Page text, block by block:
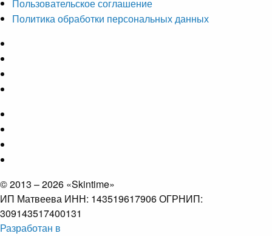
Пользовательское соглашение
Политика обработки персональных данных
© 2013 – 2026 «Skintime»
ИП Матвеева ИНН: 143519617906 ОГРНИП:
309143517400131
Разработан в